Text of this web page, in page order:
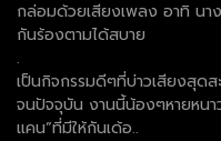
กล่อมด้วยเสียงเพลง อาทิ น
กันร้องตามได้สบาย
.
เป็นกิจกรรมดีๆที่บ่าวเสียงสุด
จนปัจจุบัน งานนี้น้องๆหายหน
แคน”ที่มีให้กันเด้อ..